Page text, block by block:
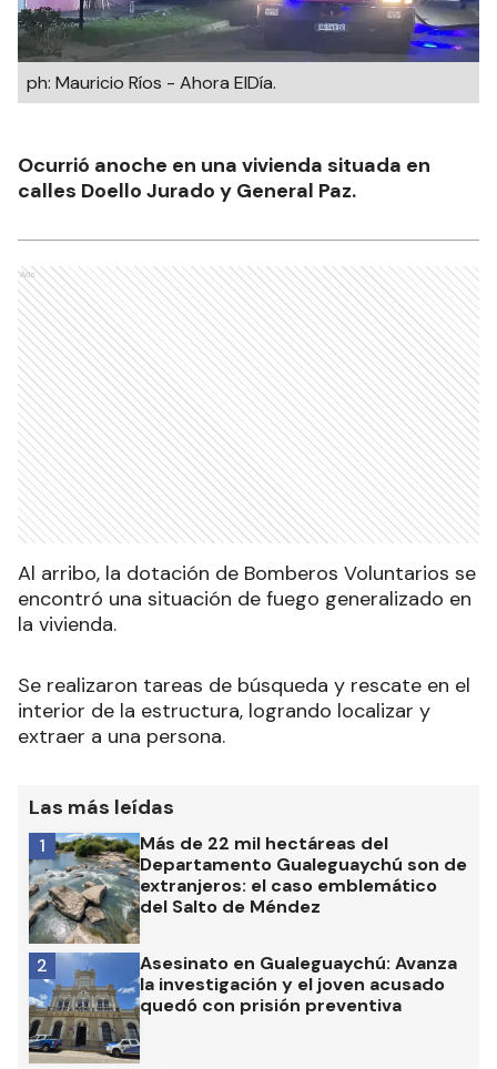
ph: Mauricio Ríos - Ahora ElDía.
Ocurrió anoche en una vivienda situada en
calles Doello Jurado y General Paz.
Ads
Al arribo, la dotación de Bomberos Voluntarios se
encontró una situación de fuego generalizado en
la vivienda.
Se realizaron tareas de búsqueda y rescate en el
interior de la estructura, logrando localizar y
extraer a una persona.
Las más leídas
Más de 22 mil hectáreas del
Departamento Gualeguaychú son de
extranjeros: el caso emblemático
del Salto de Méndez
1
Asesinato en Gualeguaychú: Avanza
la investigación y el joven acusado
quedó con prisión preventiva
2